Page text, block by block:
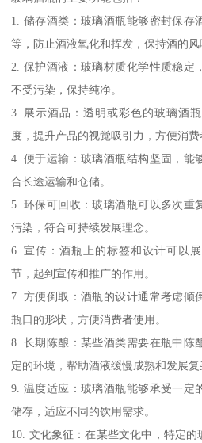
1. 储存酒类：玻璃酒瓶能够密封保存
等，防止酒液氧化和挥发，保持酒的风
2. 保护酒液：玻璃材质化学性质稳定
不受污染，保持纯净。
3. 展示酒品：透明或彩色的玻璃酒
度，提升产品的视觉吸引力，方便消费
4. 便于运输：玻璃酒瓶结构坚固，能
合长途运输和仓储。
5. 环保可回收：玻璃酒瓶可以多次重
污染，符合可持续发展理念。
6. 宣传：酒瓶上的标签和设计可以
节，起到宣传和推广的作用。
7. 方便倒取：酒瓶的设计通常考虑倾
瓶口的形状，方便消费者使用。
8. 长期陈酿：某些酒类需要在瓶中陈
定的环境，帮助酒液缓慢成熟和发展复
9. 温度适应：玻璃酒瓶能够承受一定
储存，适应不同的饮用需求。
10. 文化象征：在某些文化中，特定